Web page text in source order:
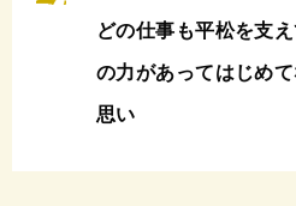
どの仕事も平松を支
の力があってはじめ
思い